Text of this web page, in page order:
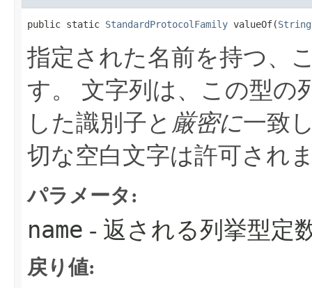
public static StandardProtocolFamily valueOf​(String
指定された名前を持つ、
す。
文字列は、この型の
した識別子と 厳密に一致
切な空白文字は許可され
パラメータ:
name - 返される列挙型定
戻り値: